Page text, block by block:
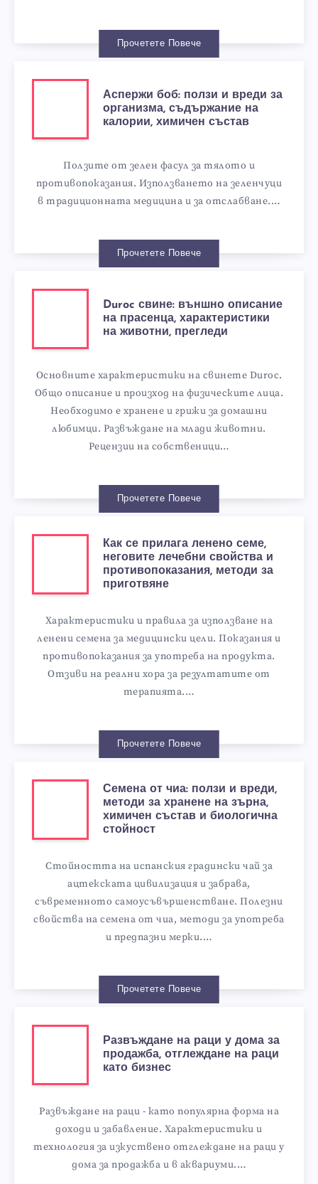
Прочетете Повече
Аспержи боб: ползи и вреди за
организма, съдържание на
калории, химичен състав
Ползите от зелен фасул за тялото и
противопоказания. Използването на зеленчуци
в традиционната медицина и за отслабване.…
Прочетете Повече
Duroc свине: външно описание
на прасенца, характеристики
на животни, прегледи
Основните характеристики на свинете Duroc.
Общо описание и произход на физическите лица.
Необходимо е хранене и грижи за домашни
любимци. Развъждане на млади животни.
Рецензии на собственици…
Прочетете Повече
Как се прилага ленено семе,
неговите лечебни свойства и
противопоказания, методи за
приготвяне
Характеристики и правила за използване на
ленени семена за медицински цели. Показания и
противопоказания за употреба на продукта.
Отзиви на реални хора за резултатите от
терапията.…
Прочетете Повече
Семена от чиа: ползи и вреди,
методи за хранене на зърна,
химичен състав и биологична
стойност
Стойността на испанския градински чай за
ацтекската цивилизация и забрава,
съвременното самоусъвършенстване. Полезни
свойства на семена от чиа, методи за употреба
и предпазни мерки.…
Прочетете Повече
Развъждане на раци у дома за
продажба, отглеждане на раци
като бизнес
Развъждане на раци - като популярна форма на
доходи и забавление. Характеристики и
технология за изкуствено отглеждане на раци у
дома за продажба и в аквариуми.…